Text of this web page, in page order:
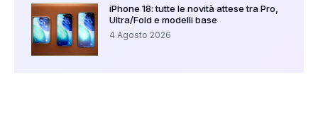
iPhone 18: tutte le novità attese tra Pro,
Ultra/Fold e modelli base
4 Agosto 2026